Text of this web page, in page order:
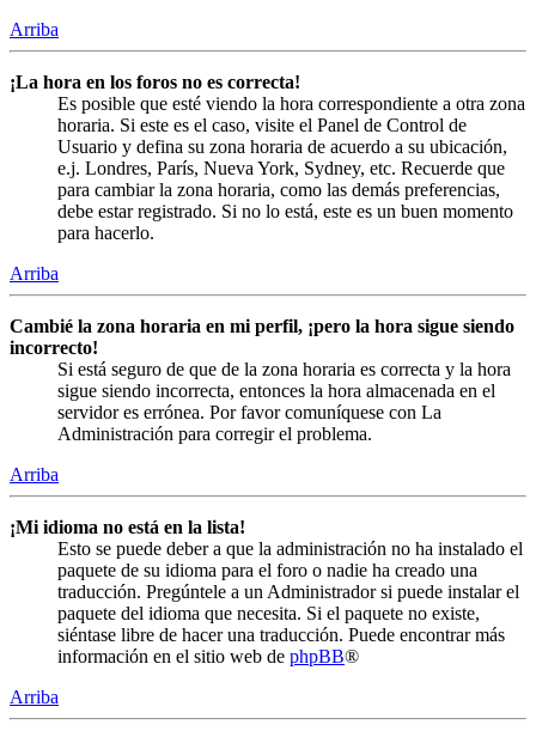
Arriba
¡La hora en los foros no es correcta!
Es posible que esté viendo la hora correspondiente a otra zona
horaria. Si este es el caso, visite el Panel de Control de
Usuario y defina su zona horaria de acuerdo a su ubicación,
e.j. Londres, París, Nueva York, Sydney, etc. Recuerde que
para cambiar la zona horaria, como las demás preferencias,
debe estar registrado. Si no lo está, este es un buen momento
para hacerlo.
Arriba
Cambié la zona horaria en mi perfil, ¡pero la hora sigue siendo
incorrecto!
Si está seguro de que de la zona horaria es correcta y la hora
sigue siendo incorrecta, entonces la hora almacenada en el
servidor es errónea. Por favor comuníquese con La
Administración para corregir el problema.
Arriba
¡Mi idioma no está en la lista!
Esto se puede deber a que la administración no ha instalado el
paquete de su idioma para el foro o nadie ha creado una
traducción. Pregúntele a un Administrador si puede instalar el
paquete del idioma que necesita. Si el paquete no existe,
siéntase libre de hacer una traducción. Puede encontrar más
información en el sitio web de phpBB®
Arriba